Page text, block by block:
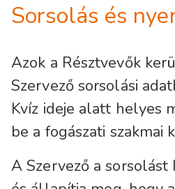
Sorsolás és
Azok a Résztvevők
Szervező sorsolási
Kvíz ideje alatt helyes
be a fogászati szakmai
A Szervező a sorsolást